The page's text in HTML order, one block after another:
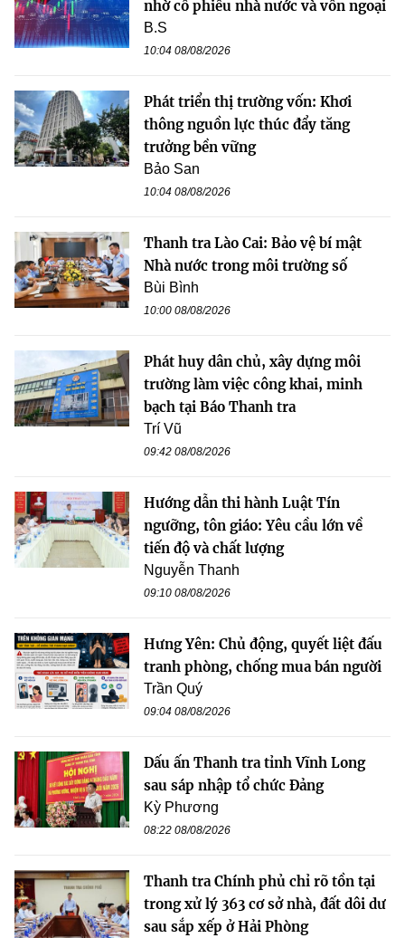
nhờ cổ phiếu nhà nước và vốn ngoại
B.S
10:04 08/08/2026
Phát triển thị trường vốn: Khơi
thông nguồn lực thúc đẩy tăng
trưởng bền vững
Bảo San
10:04 08/08/2026
Thanh tra Lào Cai: Bảo vệ bí mật
Nhà nước trong môi trường số
Bùi Bình
10:00 08/08/2026
Phát huy dân chủ, xây dựng môi
trường làm việc công khai, minh
bạch tại Báo Thanh tra
Trí Vũ
09:42 08/08/2026
Hướng dẫn thi hành Luật Tín
ngưỡng, tôn giáo: Yêu cầu lớn về
tiến độ và chất lượng
Nguyễn Thanh
09:10 08/08/2026
Hưng Yên: Chủ động, quyết liệt đấu
tranh phòng, chống mua bán người
Trần Quý
09:04 08/08/2026
Dấu ấn Thanh tra tỉnh Vĩnh Long
sau sáp nhập tổ chức Đảng
Kỳ Phương
08:22 08/08/2026
Thanh tra Chính phủ chỉ rõ tồn tại
trong xử lý 363 cơ sở nhà, đất dôi dư
sau sắp xếp ở Hải Phòng